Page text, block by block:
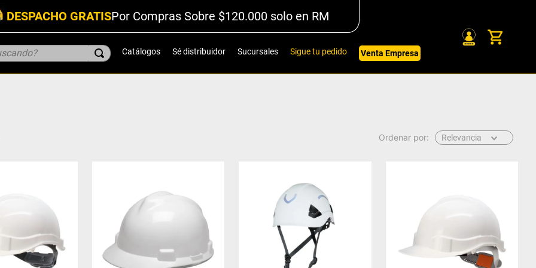
DESPACHO GRATISPor Compras Sobre $120.000 solo en RM
Catálogos Sé distribuidor Sucursales Sigue tu pedido Venta Empresa
Relevancia